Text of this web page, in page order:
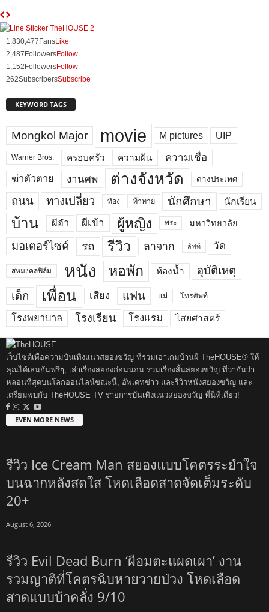
1,830,477 FansLike
2,487 FollowersFollow
1,152 FollowersFollow
262SubscribersSubscribe
KEYWORD TAGS
Mongkol Major movie M pictures UIP
Warner Bros. ครอบครัว ความฝัน
ความเชื่อ
ฆ่าตัวตาย
งานศพ ต่างจังหวัด ต่างประเทศ
ถนน ทางเปลี่ยว ท้อง ท้าทาย นักศึกษา นักเรียน
บ้าน ผีอำ ผีเข้า ผู้หญิง พระ มหาวิทยาลัย
มอเตอร์ไซค์ รถ รีวิว ลาจาก ลิฟท์ วัด
สหมงคลฟิล์ม หนัง หอพัก ห้องน้ำ
อุบัติเหตุ
เด็ก
เพื่อน เสียง แฟน แม่ โทรศัพท์
โรงพยาบาล โรงเรียน โรงแรม ไสยศาสตร์
เว็บไซต์เพื่อความบันเทิงแนวสยองขวัญ ที่รวมเอาเกมบ้านผี TheHOUSE® ให้
คุณได้เล่นกันฟรีๆ, เล่าเรื่องสยองก่อนนอน รวมเรื่องสั้นสยองขวัญ ที่ว่ากันว่า
หลอนที่สุดบนโลกออนไลน์ขณะนี้, อัพเดทข่าว และรีวิวหนังสยองขวัญ และ
เตรียมพบกับ TheHOUSE TV รายการบันเทิงแนวสยองขวัญ ที่นี่ที่เดียว!
EVEN MORE NEWS
รีวิว Ice Cream Man สยองแบบโคตรระยำใจ
บนฉากหลังสดใส โหดเลือดสาดจัดเต็มระดับ
20+
August 6, 2026
รีวิว Evil Dead Burn ‘ผีอมตะแผดเผา’ งาน
รวมญาติที่โคตรฉิบหายวายป่วง โหดเลือด
สาดแบบบ้าคลั่ง 9/10